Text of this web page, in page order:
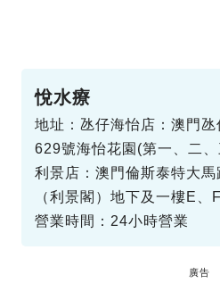
悅水療
地址：氹仔海怡店：澳門
629號海怡花園(第一、二
利景店：澳門倫斯泰特大
（利景閣）地下及一樓E、
營業時間：24小時營業
廣告